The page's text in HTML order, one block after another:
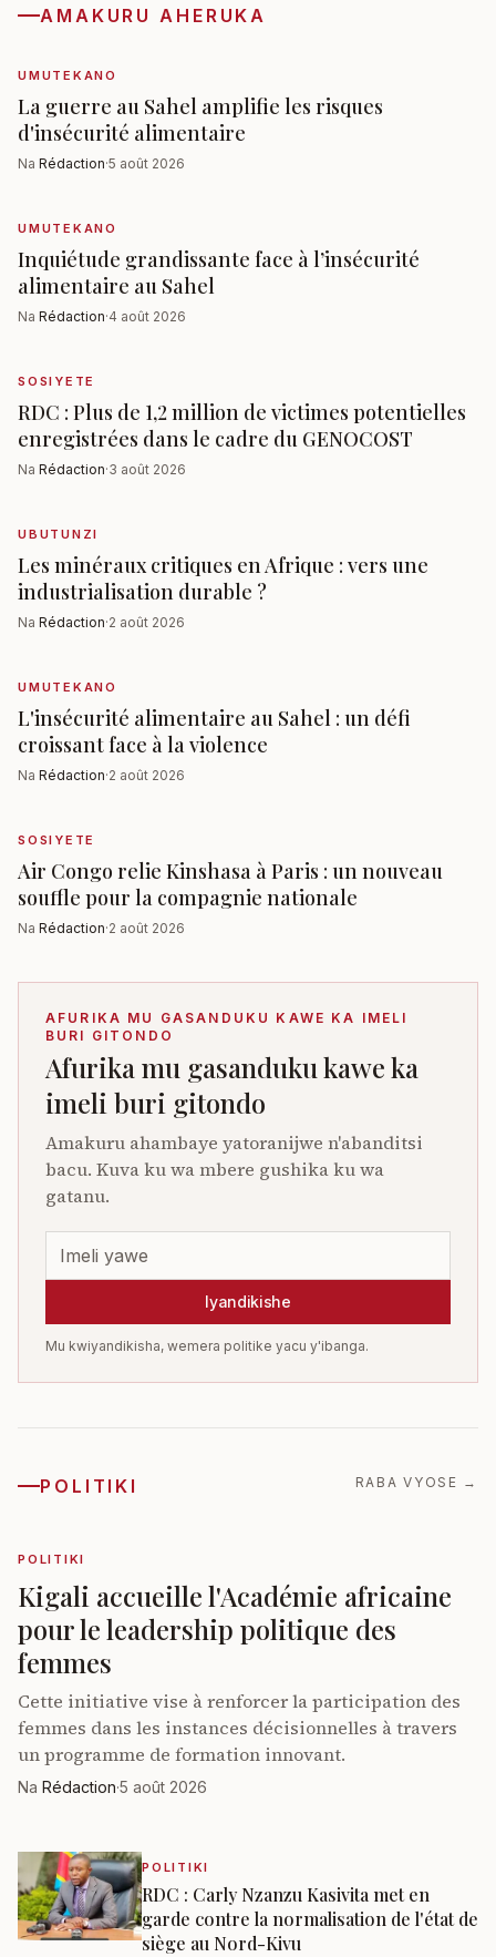
AMAKURU AHERUKA
UMUTEKANO
La guerre au Sahel amplifie les risques
d'insécurité alimentaire
Na Rédaction·5 août 2026
UMUTEKANO
Inquiétude grandissante face à l’insécurité
alimentaire au Sahel
Na Rédaction·4 août 2026
SOSIYETE
RDC : Plus de 1,2 million de victimes potentielles
enregistrées dans le cadre du GENOCOST
Na Rédaction·3 août 2026
UBUTUNZI
Les minéraux critiques en Afrique : vers une
industrialisation durable ?
Na Rédaction·2 août 2026
UMUTEKANO
L'insécurité alimentaire au Sahel : un défi
croissant face à la violence
Na Rédaction·2 août 2026
SOSIYETE
Air Congo relie Kinshasa à Paris : un nouveau
souffle pour la compagnie nationale
Na Rédaction·2 août 2026
AFURIKA MU GASANDUKU KAWE KA IMELI
BURI GITONDO
Afurika mu gasanduku kawe ka
imeli buri gitondo
Amakuru ahambaye yatoranijwe n'abanditsi
bacu. Kuva ku wa mbere gushika ku wa
gatanu.
Iyandikishe
Mu kwiyandikisha, wemera politike yacu y'ibanga.
POLITIKI RABA VYOSE →
POLITIKI
Kigali accueille l'Académie africaine
pour le leadership politique des
femmes
Cette initiative vise à renforcer la participation des
femmes dans les instances décisionnelles à travers
un programme de formation innovant.
Na Rédaction·5 août 2026
POLITIKI
RDC : Carly Nzanzu Kasivita met en
garde contre la normalisation de l'état de
siège au Nord-Kivu